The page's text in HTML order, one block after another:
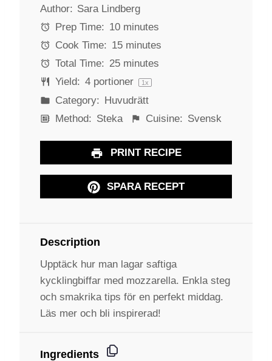
t
r
t
a
r
s
t
a
r
s
t
a
r
s
t
a
Author: Sara Lindberg
Prep Time: 10 minutes
Cook Time: 15 minutes
Total Time: 25 minutes
Yield: 4portioner 1x
Category: Huvudrätt
Method: Steka Cuisine: Svensk
PRINT RECIPE
SPARA RECEPT
Description
Upptäck hur man lagar saftiga
kycklingbiffar med mozzarella. Enkla steg
och smakrika tips för en perfekt middag.
Läs mer och bli inspirerad!
Ingredients